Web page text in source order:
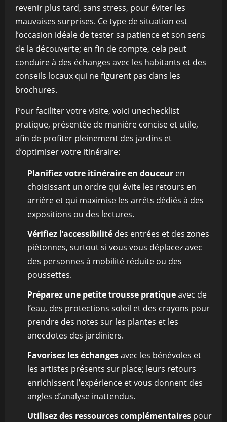
revenir plus tard, sans stress, pour éviter les
mauvaises surprises. Ce type de situation est
l’occasion idéale de tester sa patience et son sens
de la découverte; en fin de compte, cela peut
conduire à des échanges avec les habitants et des
conseils locaux qui ne figurent pas dans les
brochures.
Pour faciliter votre visite, voici unechecklist
pratique, présentée de manière concise et utile,
afin de profiter pleinement des jardins et
d’optimiser votre itinéraire:
Planifiez votre itinéraire en douceur en
choisissant un ordre qui évite les retours en
arrière et qui maximise les arrêts dédiés à des
expositions ou des lectures.
Vérifiez l’accessibilité des entrées et des zones
piétonnes, surtout si vous vous déplacez avec
des personnes à mobilité réduite ou des
poussettes.
Préparez une petite trousse pratiqueavec de
l’eau, des protections soleil et des crayons pour
prendre des notes sur les plantes et les
anecdotes des jardiniers.
Favorisez les échangesavec les bénévoles et
les artistes présents sur place; leurs retours
enrichissent l’expérience et vous donnent des
angles d’analyse inattendus.
Utilisez des ressources complémentaires pour